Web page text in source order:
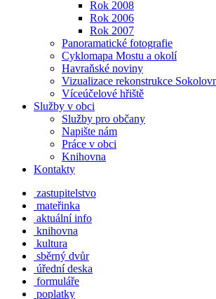
Rok 2008
Rok 2006
Rok 2007
Panoramatické fotografie
Cyklomapa Mostu a okolí
Havraňské noviny
Vizualizace rekonstrukce
Víceúčelové hřiště
Služby v obci
Služby pro občany
Napište nám
Práce v obci
Knihovna
Kontakty
zastupitelstvo
mateřinka
aktuální info
knihovna
kultura
sběrný dvůr
úřední deska
formuláře
poplatky